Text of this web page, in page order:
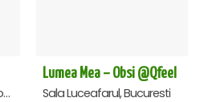
Filarmonica Oltenia, Craiova
Lumea Mea – Obsi @Qfeel
Sala Luceafarul, Bucuresti